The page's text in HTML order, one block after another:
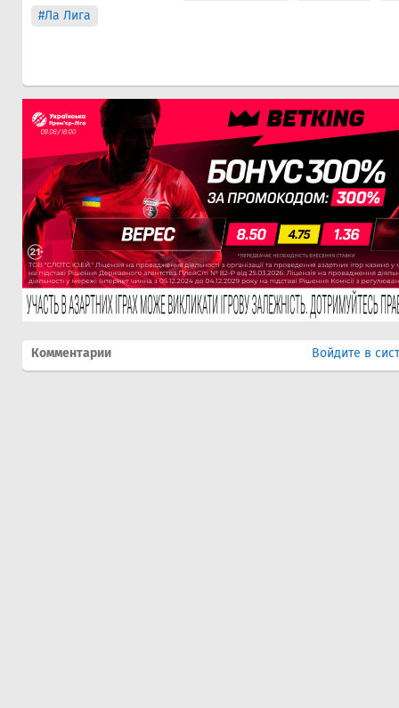
#Ла Лига
Комментарии Войдите в